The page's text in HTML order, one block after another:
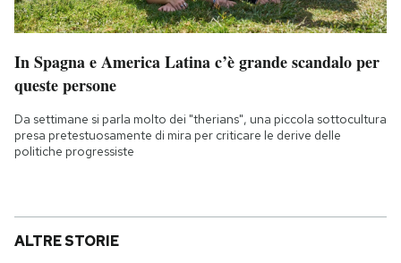
In Spagna e America Latina c’è grande scandalo per
queste persone
Da settimane si parla molto dei "therians", una piccola sottocultura
presa pretestuosamente di mira per criticare le derive delle
politiche progressiste
ALTRE STORIE